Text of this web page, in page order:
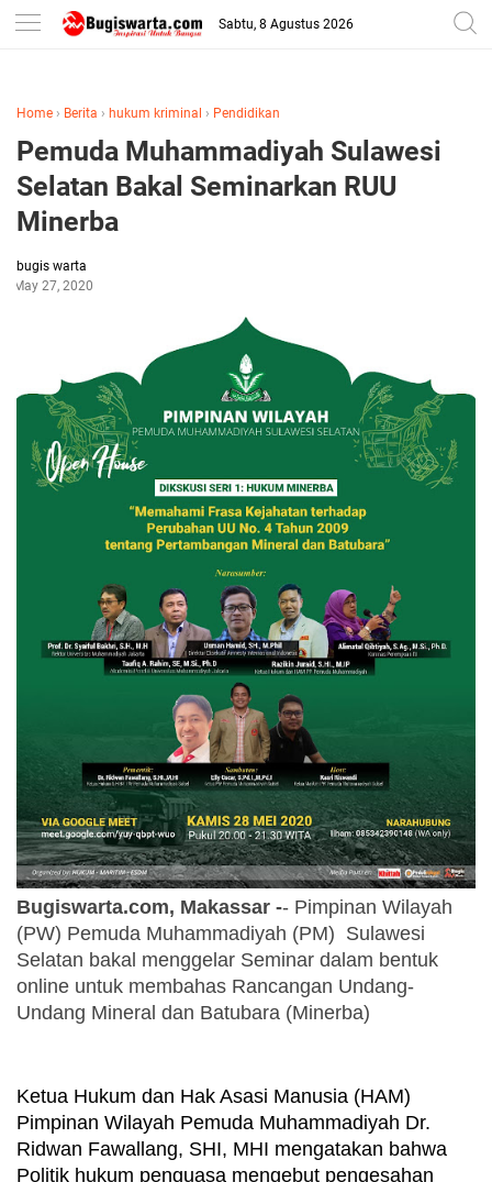
-->
Sabtu, 8 Agustus 2026
Home › Berita › hukum kriminal › Pendidikan
Pemuda Muhammadiyah Sulawesi
Selatan Bakal Seminarkan RUU
Minerba
bugis warta
May 27, 2020
Bugiswarta.com, Makassar -- Pimpinan Wilayah
(PW) Pemuda Muhammadiyah (PM)  Sulawesi
Selatan bakal menggelar Seminar dalam bentuk
online untuk membahas Rancangan Undang-
Undang Mineral dan Batubara (Minerba)
Ketua Hukum dan Hak Asasi Manusia (HAM)
Pimpinan Wilayah Pemuda Muhammadiyah Dr.
Ridwan Fawallang, SHI, MHI mengatakan bahwa
Politik hukum penguasa mengebut pengesahan